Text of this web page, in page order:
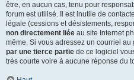
être, en aucun cas, tenu pour
forum est utilisé. Il est inutile de
légale (cessions et désistements,
non directement liée au site Internet
même. Si vous adressez un courriel
par une tierce partie de ce logiciel
très courte voire à aucune réponse du